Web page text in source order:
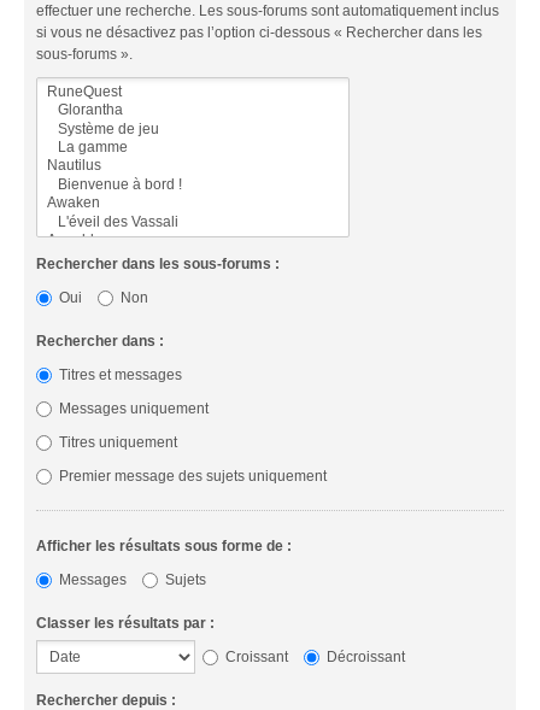
effectuer une recherche. Les sous-forums sont automatiquement inclus
si vous ne désactivez pas l’option ci-dessous « Rechercher dans les
sous-forums ».
Rechercher dans les sous-forums :
Oui
Non
Rechercher dans :
Titres et messages
Messages uniquement
Titres uniquement
Premier message des sujets uniquement
Afficher les résultats sous forme de :
Messages
Sujets
Classer les résultats par :
Croissant
Décroissant
Rechercher depuis :